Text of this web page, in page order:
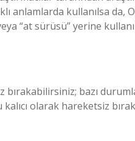
anlamlarda kullanılsa da,
“at sürüsü” yerine
bırakabilirsiniz; bazı
olarak hareketsiz